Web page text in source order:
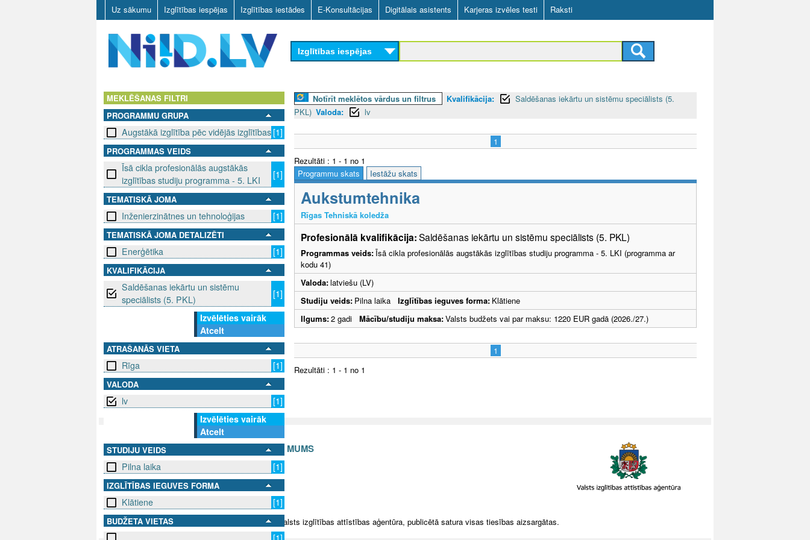
Skip
to
main
content
Uz sākumu Izglītības iespējas Izglītības iestādes E-Konsultācijas Digitālais asistents Karjeras izvēles testi Raksti
D
L
V
Izglītības iespējas
MEKLĒŠANAS FILTRI
PROGRAMMU GRUPA
Augstākā izglītība pēc vidējās izglītības [1]
PROGRAMMAS VEIDS
Īsā cikla profesionālās augstākās
izglītības studiju programma - 5. LKI
[1]
TEMATISKĀ JOMA
Inženierzinātnes un tehnoloģijas [1]
TEMATISKĀ JOMA DETALIZĒTI
Enerģētika [1]
KVALIFIKĀCIJA
Saldēšanas iekārtu un sistēmu
speciālists (5. PKL)
[1]
Izvēlēties vairāk
Atcelt
ATRAŠANĀS VIETA
Rīga [1]
VALODA
lv
[1]
Izvēlēties vairāk
Atcelt
STUDIJU VEIDS
Pilna laika [1]
IZGLĪTĪBAS IEGUVES FORMA
Klātiene [1]
BUDŽETA VIETAS
Notīrīt meklētos vārdus un filtrus Kvalifikācija:
Saldēšanas iekārtu un sistēmu speciālists (5.
PKL) Valoda: lv
1
Rezultāti : 1 - 1 no 1
Programmu skats
Iestāžu skats
Aukstumtehnika
Rīgas Tehniskā koledža
Profesionālā kvalifikācija:Saldēšanas iekārtu un sistēmu speciālists (5. PKL)
Programmas veids:Īsā cikla profesionālās augstākās izglītības studiju programma - 5. LKI (programma ar
kodu 41)
Valoda:latviešu (LV)
Studiju veids: Pilna laika Izglītības ieguves forma: Klātiene
Ilgums:2 gadi Mācību/studiju maksa:Valsts budžets vai par maksu: 1220 EUR gadā (2026./27.)
1
Rezultāti : 1 - 1 no 1
SEKO MUMS SAZINIES AR MUMS
info@niid.lv
© 2025 Valsts izglītības attīstības aģentūra, publicētā satura visas tiesības aizsargātas.